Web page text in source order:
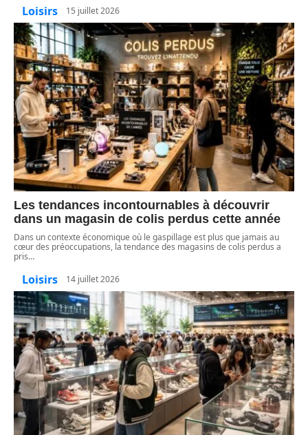
Loisirs 15 juillet 2026
Les tendances incontournables à découvrir
dans un magasin de colis perdus cette année
Dans un contexte économique où le gaspillage est plus que jamais au
cœur des préoccupations, la tendance des magasins de colis perdus a
pris…
Loisirs 14 juillet 2026